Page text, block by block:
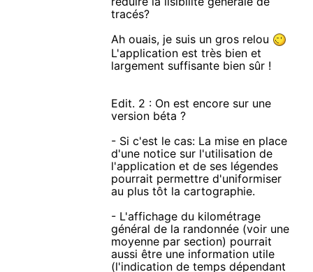
tracés?
Ah ouais, je suis un gros relou
L'application est très bien et
largement suffisante bien sûr !
Edit. 2 : On est encore sur une
version béta ?
- Si c'est le cas: La mise en place
d'une notice sur l'utilisation de
l'application et de ses légendes
pourrait permettre d'uniformiser
au plus tôt la cartographie.
- L'affichage du kilométrage
général de la randonnée (voir une
moyenne par section) pourrait
aussi être une information utile
(l'indication de temps dépendant